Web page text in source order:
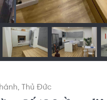
Thủ Đức